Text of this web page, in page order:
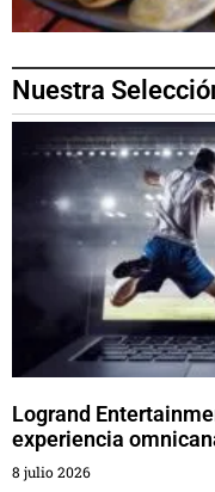
Nuestra
Logrand
experiencia
8 julio 2026